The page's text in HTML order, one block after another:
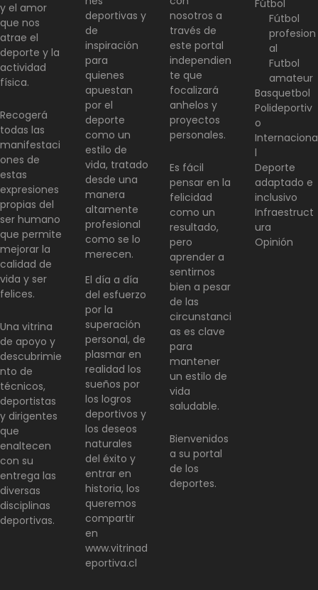
y el amor
que nos
atrae el
deporte y la
actividad
física.
Recogerá
todas las
manifestaci
ones de
estas
expresiones
propias del
ser humano
que permite
mejorar la
calidad de
vida y ser
felices.
Una vitrina
de apoyo y
descubrimie
nto de
técnicos,
deportistas
y dirigentes
que
enaltecen
con su
entrega las
diversas
disciplinas
deportivas.
deportivas y
de
inspiración
para
quienes
apuestan
por el
deporte
como un
estilo de
vida, tratado
desde una
manera
altamente
profesional
como se lo
merecen.
El día a día
del esfuerzo
por la
superación
personal, de
plasmar en
realidad los
sueños por
los logros
deportivos y
los deseos
naturales
del éxito y
entrar en
historia, los
queremos
compartir
en
www.vitrinad
eportiva.cl
nosotros a
través de
este portal
independien
te que
focalizará
anhelos y
proyectos
personales.
Es fácil
pensar en la
felicidad
como un
resultado,
pero
aprender a
sentirnos
bien a pesar
de las
circunstanci
as es clave
para
mantener
un estilo de
vida
saludable.
Bienvenidos
a su portal
de los
deportes.
Fútbol
Fútbol
profesion
al
Futbol
amateur
Basquetbol
Polideportiv
o
Internaciona
l
Deporte
adaptado e
inclusivo
Infraestruct
ura
Opinión